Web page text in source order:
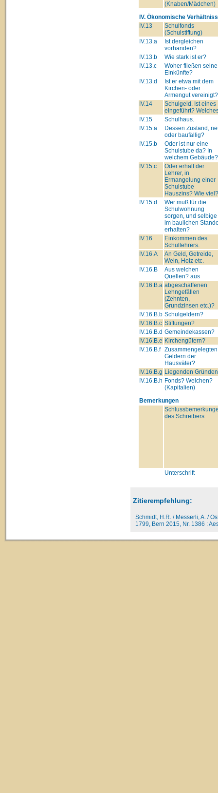
(Knaben/Mädchen)
IV. Ökonomische
IV.13
Schulfonds
(Schulstiftung)
IV.13.a
Ist dergleichen
vorhanden?
IV.13.b
Wie stark ist er?
IV.13.c
Woher fließen seine
Einkünfte?
IV.13.d
Ist er etwa mit dem
Kirchen- oder
Armengut vereinigt?
IV.14
Schulgeld. Ist eines
eingeführt?
IV.15
Schulhaus.
IV.15.a
Dessen Zustand,
oder baufällig?
IV.15.b
Oder ist nur eine
Schulstube da? In
welchem Gebäude?
IV.15.c
Oder erhält der
Lehrer, in
Ermangelung einer
Schulstube
Hauszins? Wie viel?
IV.15.d
Wer muß für die
Schulwohnung
sorgen, und selbige
im baulichen
erhalten?
IV.16
Einkommen des
Schullehrers.
IV.16.A
An Geld, Getreide,
Wein, Holz etc.
IV.16.B
Aus welchen
Quellen? aus
IV.16.B.a abgeschaffenen
Lehngefällen
(Zehnten,
Grundzinsen etc.)?
IV.16.B.b Schulgeldern?
IV.16.B.c Stiftungen?
IV.16.B.d Gemeindekassen?
IV.16.B.e Kirchengütern?
IV.16.B.f Zusammengelegten
Geldern der
Hausväter?
IV.16.B.g Liegenden
IV.16.B.h Fonds? Welchen?
(Kapitalien)
Bemerkungen
des Schreibers
Unterschrift
Zitierempfehlung:
Schmidt, H.R. / Messerli, A. /
1799, Bern 2015, Nr. 1386 :